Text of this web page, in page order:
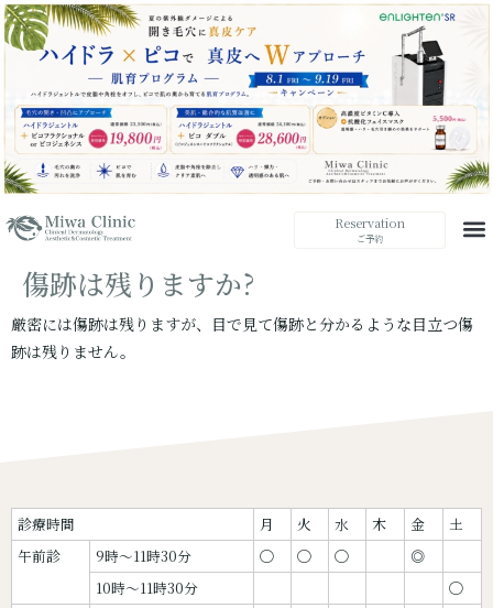
Reservation
ご予約
傷跡は残りますか?
厳密には傷跡は残りますが、目で見て傷跡と分かるような目立つ傷
跡は残りません。
診療時間 月 火 水 木 金
土
午前診
9時〜11時30分 ◯ ◯ ◯
◎
10時〜11時30分
◯